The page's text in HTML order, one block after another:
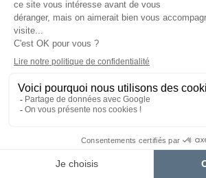
Entreprise
Nom*
Prénom